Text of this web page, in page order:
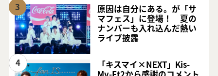
3
原因は自分にある。が「サ
マフェス」に登場！ 夏の
ナンバーも入れ込んだ熱い
ライブ披露
4
「キスマイ×NEXT」Kis-